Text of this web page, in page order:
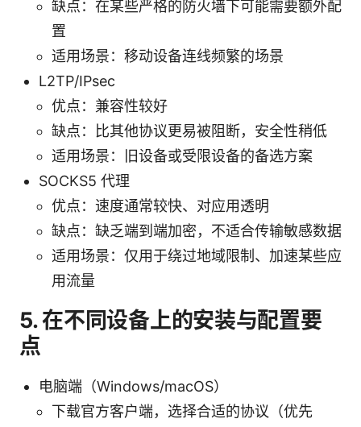
缺点：在某些严格的防火墙下可能需要额外配
置
适用场景：移动设备连线频繁的场景
L2TP/IPsec
优点：兼容性较好
缺点：比其他协议更易被阻断，安全性稍低
适用场景：旧设备或受限设备的备选方案
SOCKS5 代理
优点：速度通常较快、对应用透明
缺点：缺乏端到端加密，不适合传输敏感数据
适用场景：仅用于绕过地域限制、加速某些应
用流量
5. 在不同设备上的安装与配置要
点
电脑端（Windows/macOS）
下载官方客户端，选择合适的协议（优先